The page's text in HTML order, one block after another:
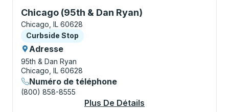
Chicago (95th & Dan Ryan)
Curbside Stop, utilisez les touches fléchées ou la
Chicago, IL 60628
Curbside Stop
Curbside Stop
Adresse
95th & Dan Ryan
Chicago, IL 60628
Numéro de téléphone
(800) 858-8555
Plus De Détails